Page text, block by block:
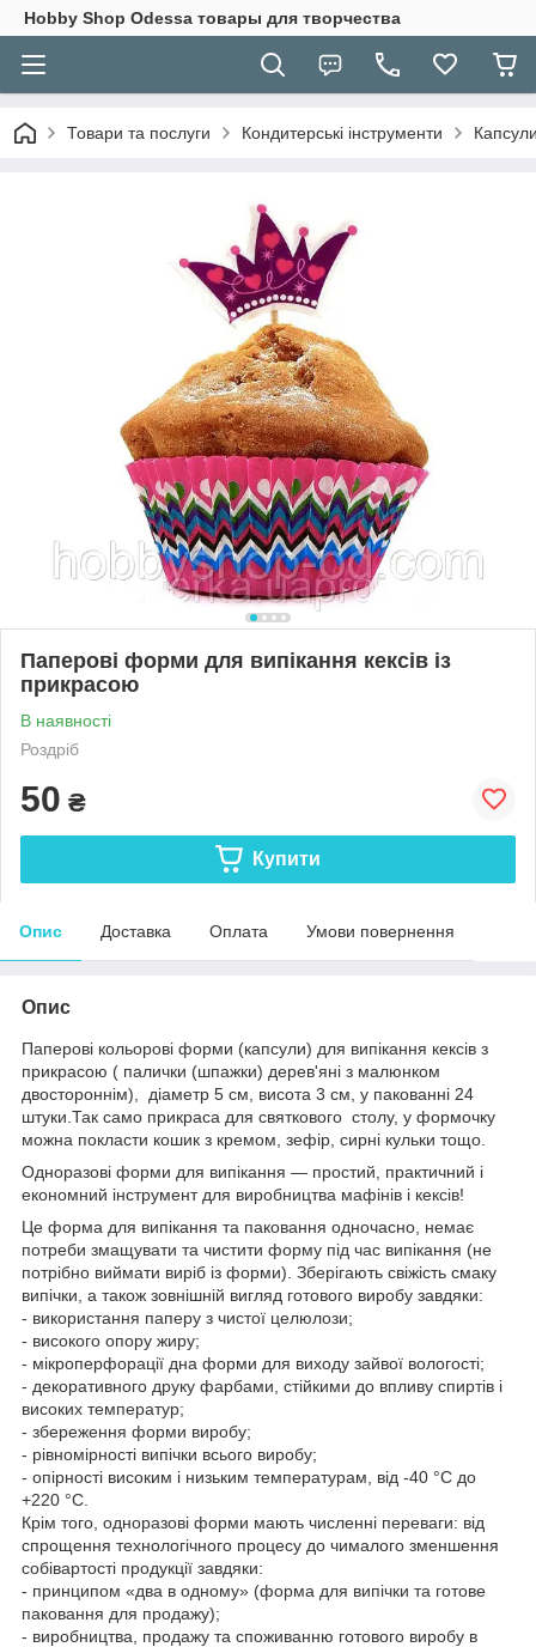
Hobbу Shop Odessa товары для творчества
Товари та послуги Кондитерські інструменти
Паперові форми для випікання кексів із
прикрасою
В наявності
Роздріб
50 ₴
Купити
Опис Доставка Оплата Умови повернення
Опис
Паперові кольорові форми (капсули) для випікання кексів з
прикрасою ( палички (шпажки) дерев'яні з малюнком
двостороннім), діаметр 5 см, висота 3 см, у пакованні 24
штуки.Так само прикраса для святкового столу, у формочку
можна покласти кошик з кремом, зефір, сирні кульки тощо.
Одноразові форми для випікання — простий, практичний і
економний інструмент для виробництва мафінів і кексів!
Це форма для випікання та паковання одночасно, немає
потреби змащувати та чистити форму під час випікання (не
потрібно виймати виріб із форми). Зберігають свіжість смаку
випічки, а також зовнішній вигляд готового виробу завдяки:
- використання паперу з чистої целюлози;
- високого опору жиру;
- мікроперфорації дна форми для виходу зайвої вологості;
- декоративного друку фарбами, стійкими до впливу спиртів і
високих температур;
- збереження форми виробу;
- рівномірності випічки всього виробу;
- опірності високим і низьким температурам, від -40 °C до
+220 °C.
Крім того, одноразові форми мають численні переваги: від
спрощення технологічного процесу до чималого зменшення
собівартості продукції завдяки:
- принципом «два в одному» (форма для випічки та готове
паковання для продажу);
- виробництва, продажу та споживанню готового виробу в